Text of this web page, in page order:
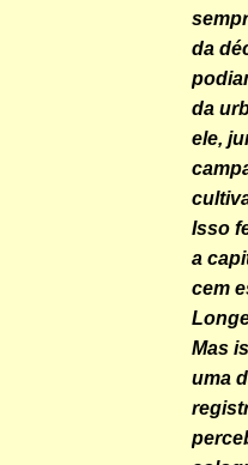
da
da
ele,
Isso
a
cem
Mas
uma